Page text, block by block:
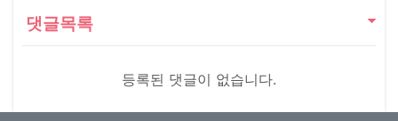
댓글목록
등록된 댓글이 없습니다.